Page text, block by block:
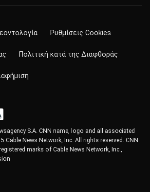
Ρυθμίσεις Cookies
Πολιτική κατά της Διαφθοράς
S.A. CNN name, logo and all associated
News Network, Inc. All rights reserved. CNN
marks of Cable News Network, Inc.,